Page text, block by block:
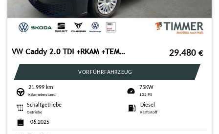
VW Caddy 2.0 TDI +RKAM +TEMPO +KEYLESS +SHZ +KLIMA 29.480 €
VORFÜHRFAHRZEUG
21.999 km
Kilometerstand
75KW
102 PS
Schaltgetriebe
Getriebe
Diesel
Kraftstoff
06.2025